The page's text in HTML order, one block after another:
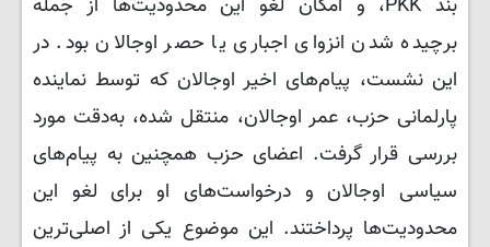
بند PKK، و امکان لغو این محدودیت‌ها از جمله
برچیده شدن انزوای اجباری یا حصر اوجالان بود. در
این نشست، پیام‌های اخیر اوجالان که توسط نماینده
پارلمانی حزب، عمر اوجالان، منتقل شده، به‌دقت مورد
بررسی قرار گرفت. اعضای حزب همچنین به پیام‌های
سیاسی اوجالان و درخواست‌های او برای لغو این
محدودیت‌ها پرداختند. این موضوع یکی از اصلی‌ترین